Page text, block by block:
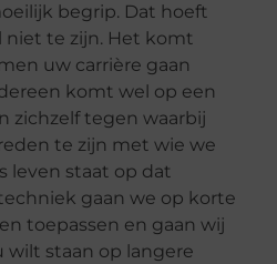
begrip. Dat hoeft
niet te zijn. Het komt
uw carrière gaan
komt wel op een
zichzelf tegen waarbij
te zijn met wie we
leven staat op dat
gaan we op korte
toepassen en gaan wij
wilt staan op langere